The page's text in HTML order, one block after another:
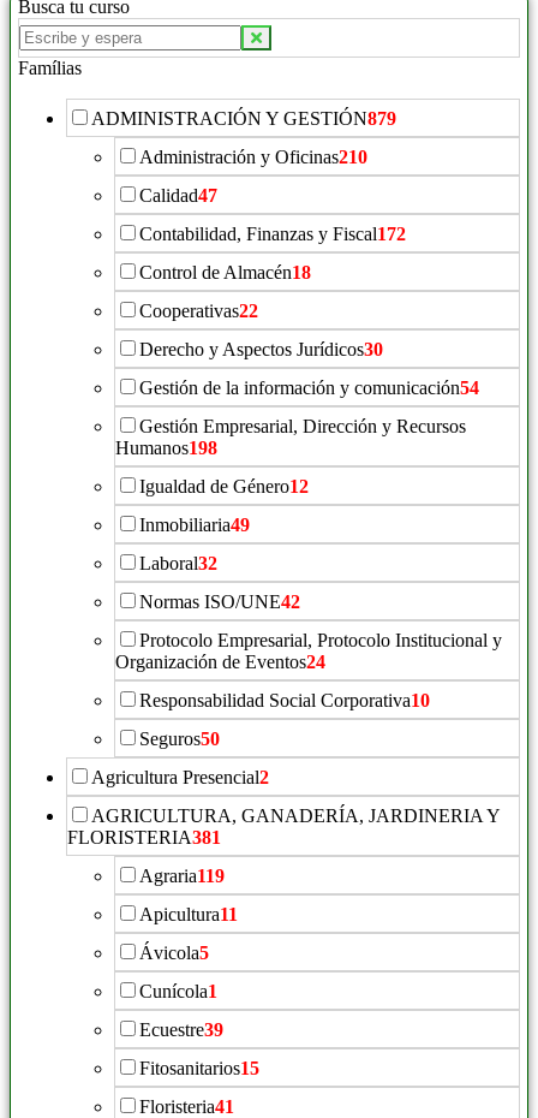
Busca tu curso
Famílias
ADMINISTRACIÓN Y GESTIÓN879
Administración y Oficinas210
Calidad47
Contabilidad, Finanzas y Fiscal172
Control de Almacén18
Cooperativas22
Derecho y Aspectos Jurídicos30
Gestión de la información y comunicación54
Gestión Empresarial, Dirección y Recursos
Humanos198
Igualdad de Género12
Inmobiliaria49
Laboral32
Normas ISO/UNE42
Protocolo Empresarial, Protocolo Institucional y
Organización de Eventos24
Responsabilidad Social Corporativa10
Seguros50
Agricultura Presencial2
AGRICULTURA, GANADERÍA, JARDINERIA Y
FLORISTERIA381
Agraria119
Apicultura11
Ávicola5
Cunícola1
Ecuestre39
Fitosanitarios15
Floristeria41